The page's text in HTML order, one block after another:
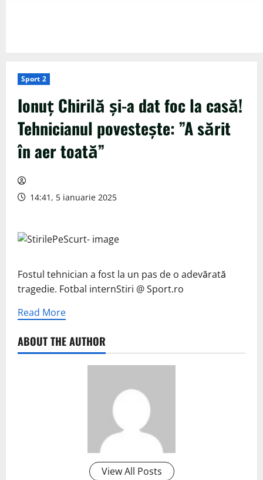
Sport 2
Ionuţ Chirilă și-a dat foc la casă!
Tehnicianul povestește: ”A sărit
în aer toată”
14:41, 5 ianuarie 2025
Fostul tehnician a fost la un pas de o adevărată
tragedie. Fotbal internStiri @ Sport.ro
Read More
ABOUT THE AUTHOR
View All Posts